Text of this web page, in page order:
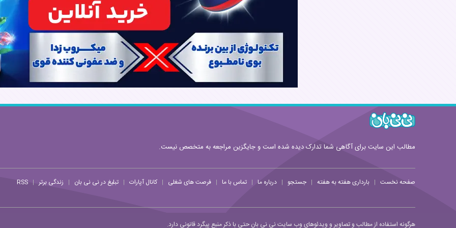
مطالب این سایت برای آگاهی شما تدارک دیده شده است و جایگزین مراجعه به متخصص نیست.
صفحه نخست | بارداری هفته به هفته | جستجو | درباره ما | تماس با ما | فرصت های شغلی | کانال آپارات | تبلیغ در نی نی بان | زندگی برتر |
RSS
هرگونه استفاده از مطالب و تصاویر و ویدئوهای وب سایت نی نی بان حتی با ذکر منبع پیگرد قانونی دارد.